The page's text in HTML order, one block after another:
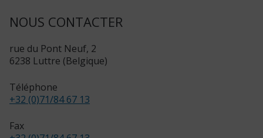
NOUS CONTACTER
rue du Pont Neuf, 2
6238 Luttre (Belgique)
Téléphone
+32 (0)71/84 67 13
Fax